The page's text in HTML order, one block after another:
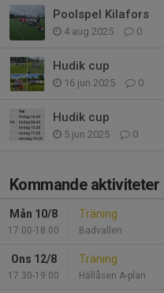
Poolspel Kilafors
4 aug 2025 0
Hudik cup
16 jun 2025 0
Hudik cup
5 jun 2025 0
Kommande aktiviteter
Mån 10/8
17:00-18:00
Träning
Badvallen
Ons 12/8
17:30-19:00
Träning
Hällåsen A-plan